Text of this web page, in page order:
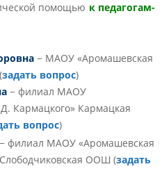
помощью к педагогам-
− МАОУ «Аромашевская
задать вопрос)
− филиал МАОУ
Кармацкого» Кармацкая
вопрос)
− филиал МАОУ «Аромашевская
ООШ (задать